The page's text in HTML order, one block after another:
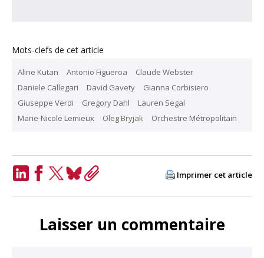
Mots-clefs de cet article
Aline Kutan Antonio Figueroa
Claude Webster
Daniele Callegari
David Gavety
Gianna Corbisiero
Giuseppe Verdi
Gregory Dahl
Lauren Segal
Marie-Nicole Lemieux
Oleg Bryjak Orchestre Métropolitain
Imprimer cet article
Laisser un commentaire